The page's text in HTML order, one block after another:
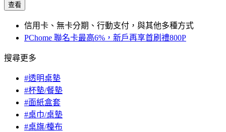
查看
信用卡、無卡分期、行動支付，與其他多種方式
PChome 聯名卡最高6%，新戶再享首刷禮800P
搜尋更多
#透明桌墊
#杯墊/餐墊
#面紙盒套
#桌巾/桌墊
#桌旗/檯布